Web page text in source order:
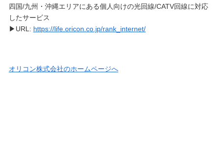
四国/九州・沖縄エリアにある個人向けの光回線/CATV回線に対応
したサービス
▶URL: https://life.oricon.co.jp/rank_internet/
オリコン株式会社のホームページへ